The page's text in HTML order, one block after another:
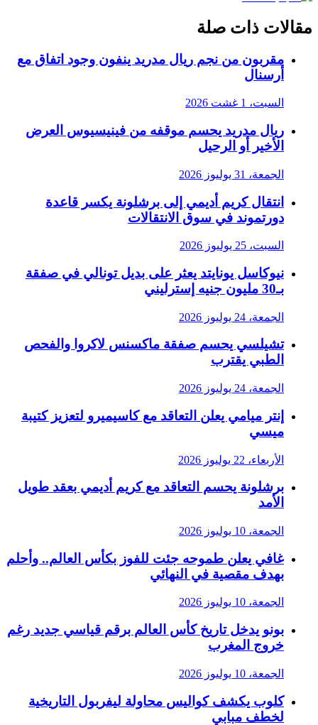
مقالات ذات صلة
مقربون من نجم ريال مدريد ينفون وجود اتفاق مع
أرسنال
السبت، 1 غشت 2026
ريال مدريد يحسم موقفه من فينيسيوس العرض
الأخير أو الرحيل
الجمعة، 31 يوليوز 2026
انتقال كريم أديمي إلى برشلونة يكسر قاعدة
دورتموند في سوق الانتقالات
السبت، 25 يوليوز 2026
نيوكاسل يونايتد يعثر على بديل تونالي في صفقة
بـ30 مليون جنيه إسترليني
الجمعة، 24 يوليوز 2026
تشيلسي يحسم صفقة ماكسنس لاكروا والفحص
الطبي يقترب
الجمعة، 24 يوليوز 2026
إنتر ميامي يعلن التعاقد مع كاسيميرو لتعزيز كتيبة
ميسي
الأربعاء، 22 يوليوز 2026
برشلونة يحسم التعاقد مع كريم أديمي بعقد طويل
الأمد
الجمعة، 10 يوليوز 2026
غافي يعلن طموحه جئت للفوز بكأس العالم.. وأحلم
بهدف مقصية في النهائي
الجمعة، 10 يوليوز 2026
بونو يدخل تاريخ كأس العالم برقم قياسي جديد رغم
خروج المغرب
الجمعة، 10 يوليوز 2026
كلوب يكشف كواليس محاولة ليفربول التاريخية
لخطف مبابي